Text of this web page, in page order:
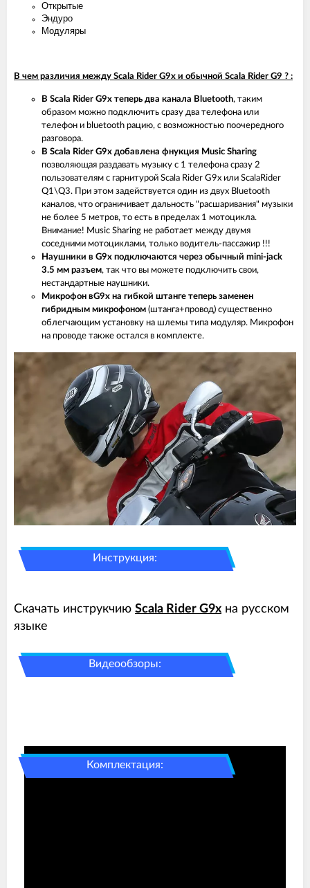
Открытые
Эндуро
Модуляры
В чем различия между Scala Rider G9x и обычной Scala Rider G9 ? :
В Scala Rider G9x теперь два канала Bluetooth, таким
образом можно подключить сразу два телефона или
телефон и bluetooth рацию, с возможностью поочередного
разговора.
В Scala Rider G9x добавлена фнукция Music Sharing
позволяющая раздавать музыку с 1 телефона сразу 2
пользователям с гарнитурой Scala Rider G9x или ScalaRider
Q1\Q3. При этом задействуется один из двух Bluetooth
каналов, что ограничивает дальность "расшаривания" музыки
не более 5 метров, то есть в пределах 1 мотоцикла.
Внимание! Music Sharing не работает между двумя
соседними мотоциклами, только водитель-пассажир !!!
Наушники в G9x подключаются через обычный mini-jack
3.5 мм разъем, так что вы можете подключить свои,
нестандартные наушники.
Микрофон вG9x на гибкой штанге теперь заменен
гибридным микрофоном (штанга+провод) существенно
облегчающим установку на шлемы типа модуляр. Микрофон
на проводе также остался в комплекте.
Инструкция:
Скачать инструкчию Scala Rider G9x на русском
языке
Видеообзоры:
Комплектация: